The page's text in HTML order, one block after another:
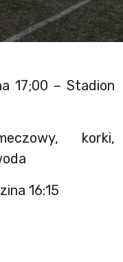
17;00 – Stadion
korki,
16:15